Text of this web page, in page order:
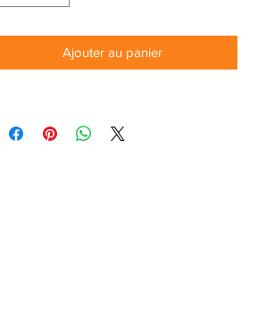
Ajouter au panier